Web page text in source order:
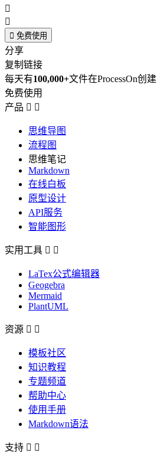


 免费使用
分享
复制链接
每天有100,000+文件在ProcessOn创建
免费使用
产品  
思维导图
流程图
思维笔记
Markdown
在线白板
原型设计
API服务
智能图形
实用工具  
LaTex公式编辑器
Geogebra
Mermaid
PlantUML
资源  
模板社区
知识教程
专题频道
帮助中心
使用手册
Markdown语法
支持  